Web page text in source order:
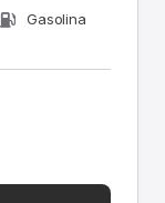
Gasolina